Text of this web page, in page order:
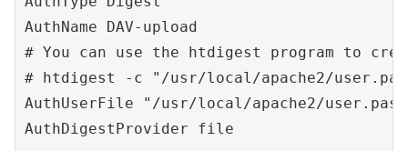
AuthName DAV-upload
# You can use the htdigest program to
# htdigest -c "/usr/local/apache2/
AuthUserFile "/usr/local/apache2/
AuthDigestProvider file